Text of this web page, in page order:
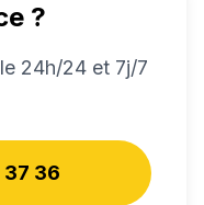
?
24h/24 et 7j/7
37 36